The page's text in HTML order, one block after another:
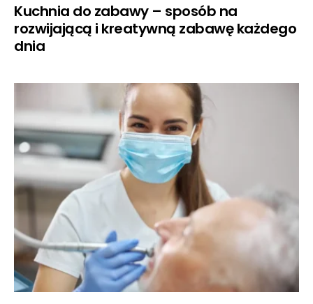
Kuchnia do zabawy – sposób na
rozwijającą i kreatywną zabawę każdego
dnia